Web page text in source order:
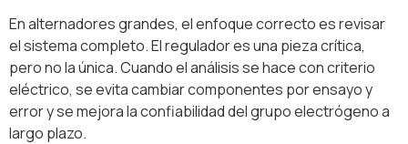
En alternadores grandes, el enfoque correcto es revisar
el sistema completo. El regulador es una pieza crítica,
pero no la única. Cuando el análisis se hace con criterio
eléctrico, se evita cambiar componentes por ensayo y
error y se mejora la confiabilidad del grupo electrógeno a
largo plazo.